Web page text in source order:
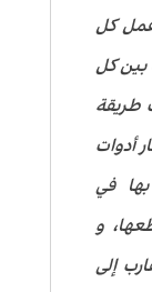
كل
كل
طريقة
أدوات
في
و
إلى